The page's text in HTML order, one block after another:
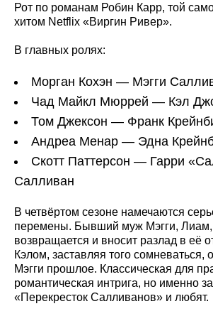
Рот по романам Робин Карр, той
хитом Netflix «Виргин Ривер».
В главных ролях:
Морган Кохэн — Мэгги
Чад Майкл Мюррей — Кэл
Том Джексон — Франк
Андреа Менар — Эдна
Скотт Паттерсон — Гарри
Салливан
В четвёртом сезоне намечаются
перемены. Бывший муж Мэгги,
возвращается и вносит разлад в её
Кэлом, заставляя того сомневаться,
Мэгги прошлое. Классическая для
романтическая интрига, но именно
«Перекресток Салливанов» и любят.